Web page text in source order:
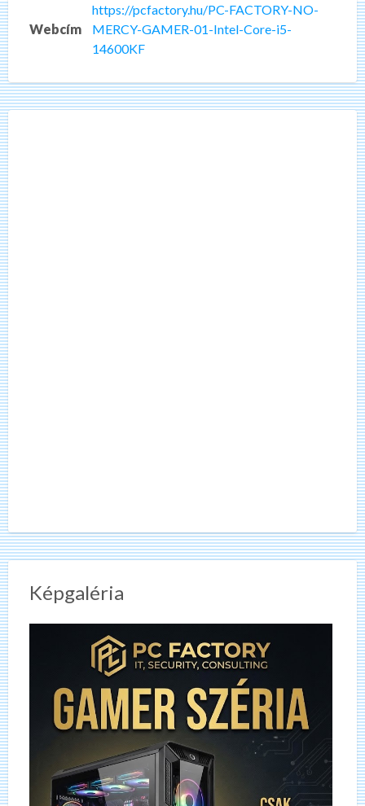
Webcím
https://pcfactory.hu/PC-FACTORY-NO-
MERCY-GAMER-01-Intel-Core-i5-
14600KF
Képgaléria